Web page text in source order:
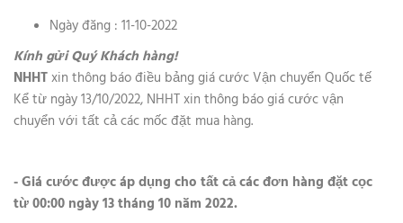
Ngày đăng : 11-10-2022
Kính gửi Quý Khách hàng!
NHHTxin thông báo điều bảng giá cước Vận chuyển Quốc tế
Kể từ ngày 13/10/2022, NHHT xin thông báo giá cước vận
chuyển với tất cả các mốc đặt mua hàng.
- Giá cước được áp dụng cho tất cả các đơn hàng đặt cọc
từ 00:00 ngày 13 tháng 10 năm 2022.